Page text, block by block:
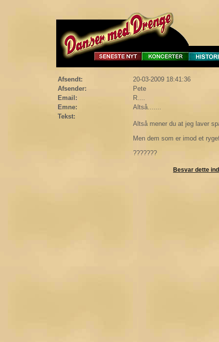
Afsendt:
20-03-2009 18:41:36
Afsender:
Pete
Email:
R....
Emne:
Altså.......
Tekst:
Altså mener du at jeg laver
Men dem som er imod et
???????
Besvar dette